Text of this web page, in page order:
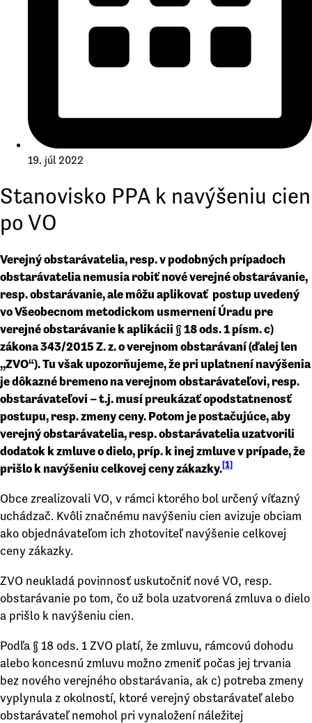
19. júl 2022
Stanovisko PPA k navýšeniu cien
po VO
Verejný obstarávatelia, resp. v podobných prípadoch
obstarávatelia nemusia robiť nové verejné obstarávanie,
resp. obstarávanie, ale môžu aplikovať postup uvedený
vo Všeobecnom metodickom usmernení Úradu pre
verejné obstarávanie k aplikácii § 18 ods. 1 písm. c)
zákona 343/2015 Z. z. o verejnom obstarávaní (ďalej len
,,ZVO“). Tu však upozorňujeme, že pri uplatnení navýšenia
je dôkazné bremeno na verejnom obstarávateľovi, resp.
obstarávateľovi – t.j. musí preukázať opodstatnenosť
postupu, resp. zmeny ceny. Potom je postačujúce, aby
verejný obstarávatelia, resp. obstarávatelia uzatvorili
dodatok k zmluve o dielo, príp. k inej zmluve v prípade, že
prišlo k navýšeniu celkovej ceny zákazky.[1]
Obce zrealizovali VO, v rámci ktorého bol určený víťazný
uchádzač. Kvôli značnému navýšeniu cien avizuje obciam
ako objednávateľom ich zhotoviteľ navýšenie celkovej
ceny zákazky.
ZVO neukladá povinnosť uskutočniť nové VO, resp.
obstarávanie po tom, čo už bola uzatvorená zmluva o dielo
a prišlo k navýšeniu cien.
Podľa § 18 ods. 1 ZVO platí, že zmluvu, rámcovú dohodu
alebo koncesnú zmluvu možno zmeniť počas jej trvania
bez nového verejného obstarávania, ak c) potreba zmeny
vyplynula z okolností, ktoré verejný obstarávateľ alebo
obstarávateľ nemohol pri vynaložení náležitej